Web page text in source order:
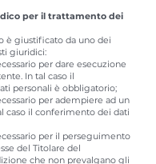
per il trattamento dei
è giustificato da uno dei
giuridici:
per dare esecuzione
In tal caso il
personali è obbligatorio;
per adempiere ad un
caso il conferimento dei dati
per il perseguimento
del Titolare del
che non prevalgano gli